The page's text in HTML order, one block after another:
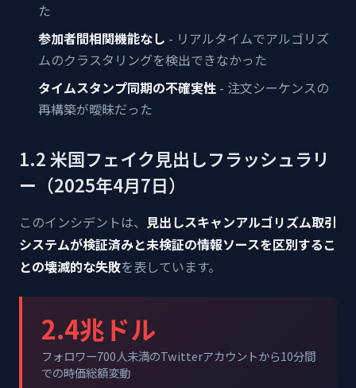
た
参加者間相関機能なし - リアルタイムでアルゴリズ
ムのクラスタリングを検出できなかった
タイムスタンプ同期の不確実性 - 注文シーケンスの
再構築が曖昧だった
1.2 米国フェイク見出しフラッシュラリ
ー（2025年4月7日）
このインシデントは、 見出しスキャンアルゴリズム取引
システムが検証済みと未検証の情報ソースを区別するこ
との壊滅的な失敗を表しています。
2.4兆ドル
フォロワー700人未満のTwitterアカウントから10分間
での時価総額変動